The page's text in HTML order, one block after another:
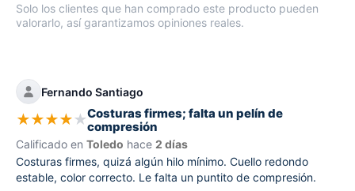
Solo los clientes que han comprado este producto pueden
valorarlo, así garantizamos opiniones reales.
Fernando Santiago
★★★★★Costuras firmes; falta un pelín de
compresión
Calificado en Toledo hace 2 días
Costuras firmes, quizá algún hilo mínimo. Cuello redondo
estable, color correcto. Le falta un puntito de compresión.